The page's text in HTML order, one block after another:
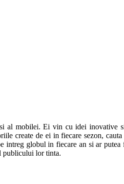
al mobilei. Ei vin cu idei inovative
create de ei in fiecare sezon,
intreg globul in fiecare an si ar
publicului lor tinta.